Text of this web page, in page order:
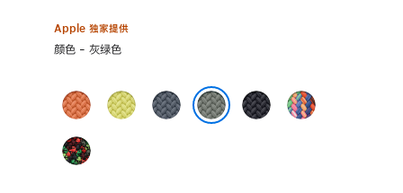
Apple 独家提供
选
色:
颜色 - 灰绿色
姜
黄
末
色
霓
虹
铁
锚
午
夜
彩
虹
Black
Unity